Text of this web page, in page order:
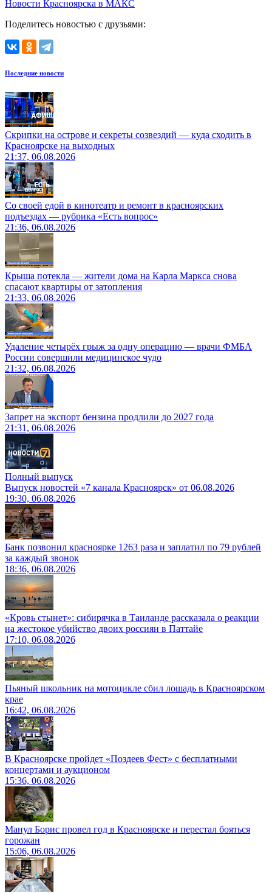
Новости Красноярска в МАКС
Поделитесь новостью с друзьями:
Последние новости
Скрипки на острове и секреты созвездий — куда сходить в
Красноярске на выходных
21:37, 06.08.2026
Со своей едой в кинотеатр и ремонт в красноярских
подъездах — рубрика «Есть вопрос»
21:36, 06.08.2026
Крыша потекла — жители дома на Карла Маркса снова
спасают квартиры от затопления
21:33, 06.08.2026
Удаление четырёх грыж за одну операцию — врачи ФМБА
России совершили медицинское чудо
21:32, 06.08.2026
Запрет на экспорт бензина продлили до 2027 года
21:31, 06.08.2026
Полный выпуск
Выпуск новостей «7 канала Красноярск» от 06.08.2026
19:30, 06.08.2026
Банк позвонил красноярке 1263 раза и заплатил по 79 рублей
за каждый звонок
18:36, 06.08.2026
«Кровь стынет»: сибирячка в Таиланде рассказала о реакции
на жестокое убийство двоих россиян в Паттайе
17:10, 06.08.2026
Пьяный школьник на мотоцикле сбил лошадь в Красноярском
крае
16:42, 06.08.2026
В Красноярске пройдет «Поздеев Фест» с бесплатными
концертами и аукционом
15:36, 06.08.2026
Манул Борис провел год в Красноярске и перестал бояться
горожан
15:06, 06.08.2026